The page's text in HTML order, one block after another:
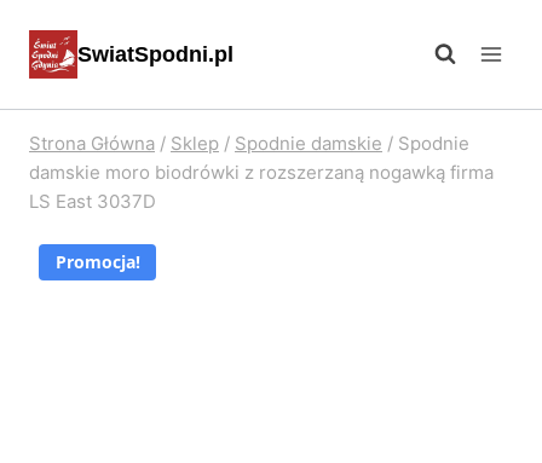
SwiatSpodni.pl
Strona Główna / Sklep / Spodnie damskie / Spodnie
damskie moro biodrówki z rozszerzaną nogawką firma
LS East 3037D
Promocja!